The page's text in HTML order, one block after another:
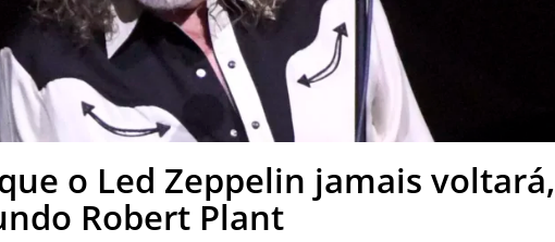
o Led Zeppelin jamais voltará,
Robert Plant